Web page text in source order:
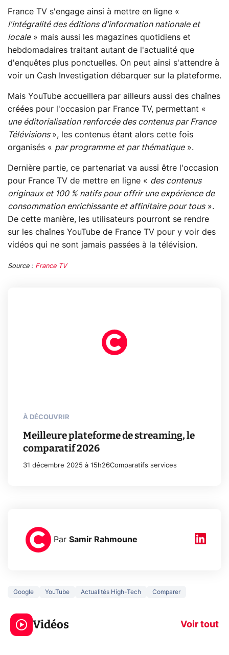
France TV s'engage ainsi à mettre en ligne «
l'intégralité des éditions d'information nationale et
locale» mais aussi les magazines quotidiens et
hebdomadaires traitant autant de l'actualité que
d'enquêtes plus ponctuelles. On peut ainsi s'attendre à
voir un Cash Investigation débarquer sur la plateforme.
Mais YouTube accueillera par ailleurs aussi des chaînes
créées pour l'occasion par France TV, permettant «
une éditorialisation renforcée des contenus par France
Télévisions », les contenus étant alors cette fois
organisés « par programme et par thématique».
Dernière partie, ce partenariat va aussi être l'occasion
pour France TV de mettre en ligne « des contenus
originaux et 100 % natifs pour offrir une expérience de
consommation enrichissante et affinitaire pour tous».
De cette manière, les utilisateurs pourront se rendre
sur les chaînes YouTube de France TV pour y voir des
vidéos qui ne sont jamais passées à la télévision.
Source : France TV
À DÉCOUVRIR
Meilleure plateforme de streaming, le
comparatif 2026
31 décembre 2025 à 15h26Comparatifs services
Par Samir Rahmoune
Google YouTube Actualités High-Tech Comparer
Vidéos Voir tout
3 écrans en 1 pour
319€ ? Voici L'AOC
CQ32G4ZA !
5
prochaine